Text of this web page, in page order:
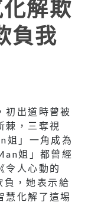
解欺
負我
初出道時曾被
棘，三奪視
姐」一角成為
姐」都曾經
令人心動的
，她表示給
慧化解了這埸